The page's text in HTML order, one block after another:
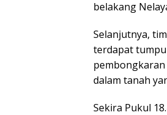
belakang
Selanjutnya,
terdapat
dalam tanah
Sekira Pukul